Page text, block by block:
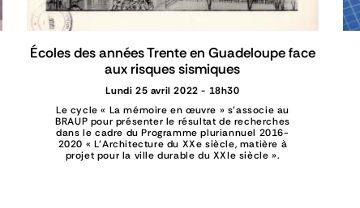
Écoles des années Trente en Guadeloupe face
aux risques sismiques
Lundi 25 avril 2022 - 18h30
Le cycle « La mémoire en œuvre » s’associe au
BRAUP pour présenter le résultat de recherches
dans le cadre du Programme pluriannuel 2016-
2020 « L’Architecture du XXe siècle, matière à
projet pour la ville durable du XXIe siècle ».